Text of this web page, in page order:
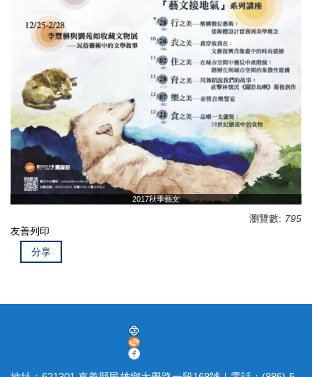
2017秋季藝文
瀏覽數: 795
友善列印
分享